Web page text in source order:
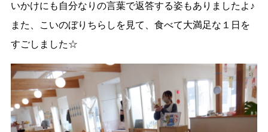
いかけにも自分なりの言葉で返答する姿もありましたよ♪
また、こいのぼりちらしを見て、食べて大満足な１日を
すごしました☆